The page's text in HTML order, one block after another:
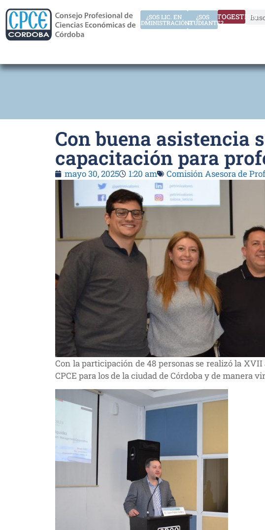
AUTOGESTION
¿SOS
ESTUDIANTE?
¿SOS LIC. EN
ADMINISTRACIÓN?
Con buena asistencia
capacitación para
mayo 30, 2025 1:20 am Comisión Asesora de
Con la participación de 48 personas se realizó la
CPCE para los de la ciudad de Córdoba y de manera